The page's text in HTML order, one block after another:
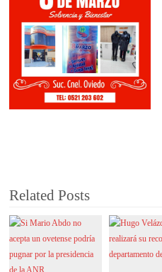
Related Posts